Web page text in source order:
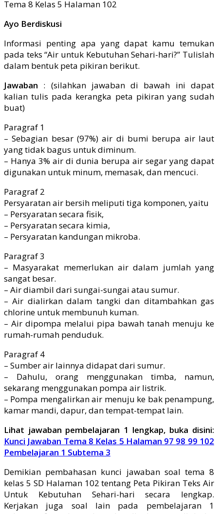
Ayo Berdiskusi
Informasi penting apa yang dapat kamu temukan
pada teks “Air untuk Kebutuhan Sehari-hari?” Tulislah
dalam bentuk peta pikiran berikut.
Jawaban : (silahkan jawaban di bawah ini dapat
kalian tulis pada kerangka peta pikiran yang sudah
buat)
Paragraf 1
– Sebagian besar (97%) air di bumi berupa air laut
yang tidak bagus untuk diminum.
– Hanya 3% air di dunia berupa air segar yang dapat
digunakan untuk minum, memasak, dan mencuci.
Paragraf 2
Persyaratan air bersih meliputi tiga komponen, yaitu
– Persyaratan secara fisik,
– Persyaratan secara kimia,
– Persyaratan kandungan mikroba.
Paragraf 3
– Masyarakat memerlukan air dalam jumlah yang
sangat besar.
– Air diambil dari sungai-sungai atau sumur.
– Air dialirkan dalam tangki dan ditambahkan gas
chlorine untuk membunuh kuman.
– Air dipompa melalui pipa bawah tanah menuju ke
rumah-rumah penduduk.
Paragraf 4
– Sumber air lainnya didapat dari sumur.
– Dahulu, orang menggunakan timba, namun,
sekarang menggunakan pompa air listrik.
– Pompa mengalirkan air menuju ke bak penampung,
kamar mandi, dapur, dan tempat-tempat lain.
Lihat jawaban pembelajaran 1 lengkap, buka disini:
Kunci Jawaban Tema 8 Kelas 5 Halaman 97 98 99 102
Pembelajaran 1 Subtema 3
Demikian pembahasan kunci jawaban soal tema 8
kelas 5 SD Halaman 102 tentang Peta Pikiran Teks Air
Untuk Kebutuhan Sehari-hari secara lengkap.
Kerjakan juga soal lain pada pembelajaran 1